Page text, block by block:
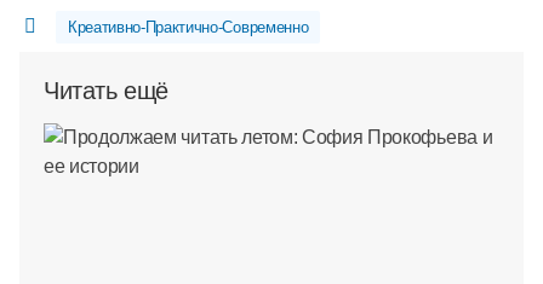
Креативно-Практично-Современно
Читать ещё